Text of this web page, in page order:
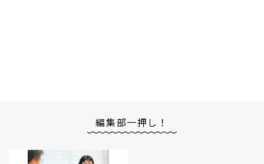
編集部一押し！